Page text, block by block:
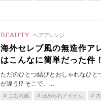
BEAUTY ヘアアレンジ
海外セレブ風の無造作ア
はこんなに簡単だった件！
ただのひとつ結びとおしゃれなひと
が違う!? そこで、…
こなれ感 ほめられアイテム